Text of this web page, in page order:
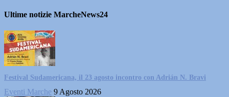
Ultime notizie MarcheNews24
Festival Sudamericana, il 23 agosto incontro con Adrián N. Bravi
Eventi Marche 9 Agosto 2026